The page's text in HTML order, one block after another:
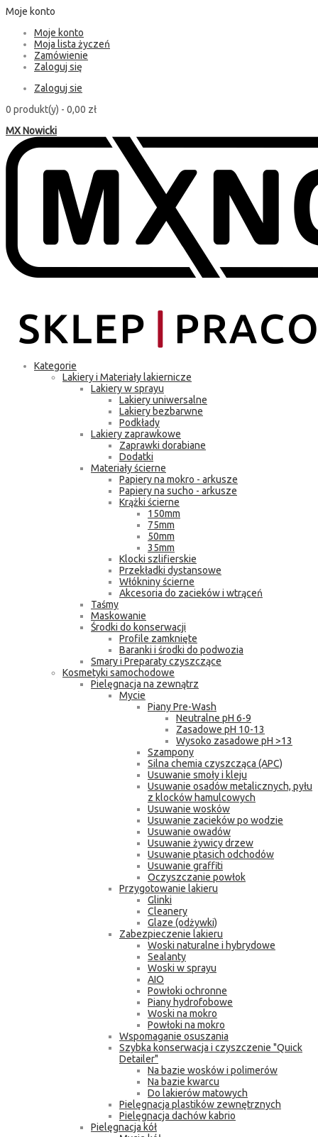
Moje konto
Moje konto
Moja lista życzeń
Zamówienie
Zaloguj się
Zaloguj sie
0 produkt(y) - 0,00 zł
MX Nowicki
Kategorie
Lakiery i Materiały lakiernicze
Lakiery w sprayu
Lakiery uniwersalne
Lakiery bezbarwne
Podkłady
Lakiery zaprawkowe
Zaprawki dorabiane
Dodatki
Materiały ścierne
Papiery na mokro - arkusze
Papiery na sucho - arkusze
Krążki ścierne
150mm
75mm
50mm
35mm
Klocki szlifierskie
Przekładki dystansowe
Włókniny ścierne
Akcesoria do zacieków i wtrąceń
Taśmy
Maskowanie
Środki do konserwacji
Profile zamknięte
Baranki i środki do podwozia
Smary i Preparaty czyszczące
Kosmetyki samochodowe
Pielęgnacja na zewnątrz
Mycie
Piany Pre-Wash
Neutralne pH 6-9
Zasadowe pH 10-13
Wysoko zasadowe pH >13
Szampony
Silna chemia czyszcząca (APC)
Usuwanie smoły i kleju
Usuwanie osadów metalicznych, pyłu
z klocków hamulcowych
Usuwanie wosków
Usuwanie zacieków po wodzie
Usuwanie owadów
Usuwanie żywicy drzew
Usuwanie ptasich odchodów
Usuwanie graffiti
Oczyszczanie powłok
Przygotowanie lakieru
Glinki
Cleanery
Glaze (odżywki)
Zabezpieczenie lakieru
Woski naturalne i hybrydowe
Sealanty
Woski w sprayu
AIO
Powłoki ochronne
Piany hydrofobowe
Woski na mokro
Powłoki na mokro
Wspomaganie osuszania
Szybka konserwacja i czyszczenie "Quick
Detailer"
Na bazie wosków i polimerów
Na bazie kwarcu
Do lakierów matowych
Pielęgnacja plastików zewnętrznych
Pielęgnacja dachów kabrio
Pielęgnacja kół